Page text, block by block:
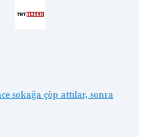
sokağa çöp attılar, sonra